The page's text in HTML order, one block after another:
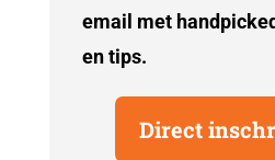
email met
en tips.
Direct